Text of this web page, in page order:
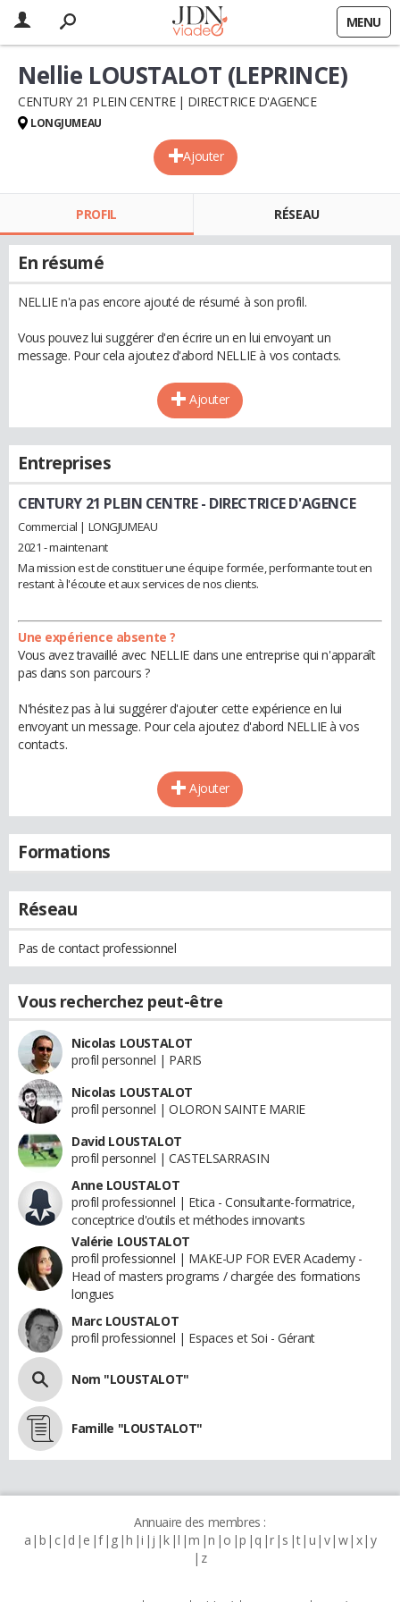
MENU
Ajouter
Nellie LOUSTALOT (LEPRINCE)
CENTURY 21 PLEIN CENTRE DIRECTRICE D'AGENCE
LONGJUMEAU
PROFIL RÉSEAU
En résumé
NELLIE n'a pas encore ajouté de résumé à son profil.
Vous pouvez lui suggérer d'en écrire un en lui envoyant un
message. Pour cela ajoutez d'abord NELLIE à vos contacts.
Ajouter
Entreprises
CENTURY 21 PLEIN CENTRE- DIRECTRICE D'AGENCE
Commercial | LONGJUMEAU
2021 - maintenant
Ma mission est de constituer une équipe formée, performante tout en
restant à l'écoute et aux services de nos clients.
Une expérience absente ?
Vous avez travaillé avec NELLIE dans une entreprise qui n'apparaît
pas dans son parcours ?
N'hésitez pas à lui suggérer d'ajouter cette expérience en lui
envoyant un message. Pour cela ajoutez d'abord NELLIE à vos
contacts.
Ajouter
Formations
Réseau
Pas de contact professionnel
Vous recherchez peut-être
Nicolas LOUSTALOT
profil personnel | PARIS
Nicolas LOUSTALOT
profil personnel | OLORON SAINTE MARIE
David LOUSTALOT
profil personnel | CASTELSARRASIN
Anne LOUSTALOT
profil professionnel | Etica - Consultante-formatrice,
conceptrice d'outils et méthodes innovants
Valérie LOUSTALOT
profil professionnel | MAKE-UP FOR EVER Academy -
Head of masters programs / chargée des formations
longues
Marc LOUSTALOT
profil professionnel | Espaces et Soi - Gérant
Nom "LOUSTALOT"
Famille "LOUSTALOT"
Annuaire des membres :
a b c d e f g h i j k l m n o p q r s t u v w x y
z